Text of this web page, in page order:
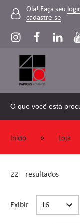
Olá! Faça seu
cadastre-se
Início » Loja
22 resultados
Exibir Select